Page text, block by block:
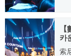
2012.02.04
카
人
索